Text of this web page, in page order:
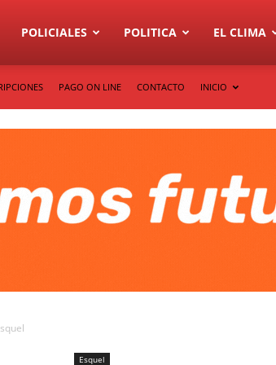
POLICIALES POLITICA EL CLIMA
PAGO ON LINE CONTACTO INICIO
Esquel